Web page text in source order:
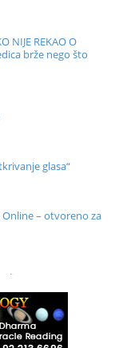
NIJE REKAO O
brže nego što
glasa“
– otvoreno za
(Basic Pranic